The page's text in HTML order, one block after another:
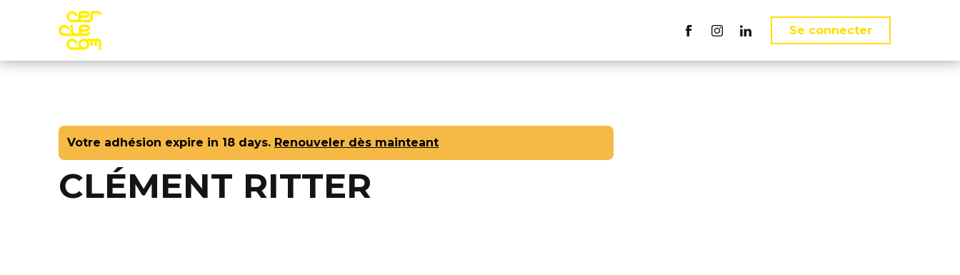
Aller au contenu principal
Suivez nous sur Facebook
Suivez nous sur Instagram
Suivez nous sur LinkedIn
Se connecter
Votre adhésion expire in 18 days. Renouveler dès mainteant
CLÉMENT RITTER